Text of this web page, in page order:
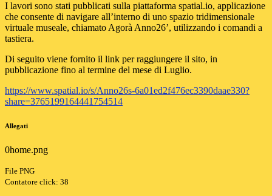
I lavori sono stati pubblicati sulla piattaforma spatial.io, applicazione
che consente di navigare all’interno di uno spazio tridimensionale
virtuale museale, chiamato Agorà Anno26’, utilizzando i comandi a
tastiera.
Di seguito viene fornito il link per raggiungere il sito, in
pubblicazione fino al termine del mese di Luglio.
https://www.spatial.io/s/Anno26s-6a01ed2f476ec3390daae330?
share=3765199164441754514
Allegati
0home.png
File PNG
Contatore click: 38